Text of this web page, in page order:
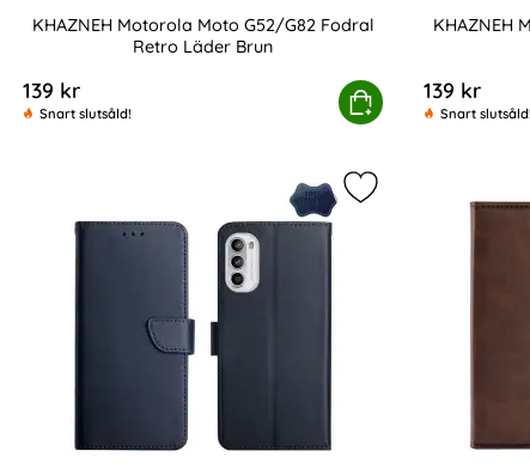
KHAZNEH Motorola Moto G52/G82 Fodral
Retro Läder Brun
139 kr
Snart slutsåld!
Köp
KHAZNEH Motorola Moto G52/G82 Fodral
KHAZNEH
139 kr
Snart slutsåld!
Markera motorola